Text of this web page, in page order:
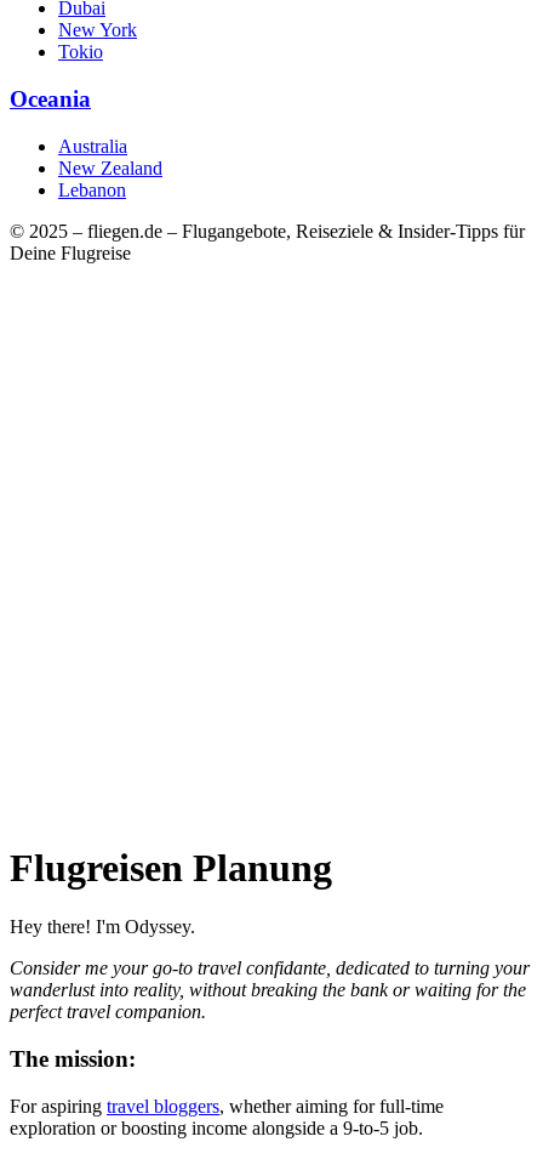
Dubai
New York
Tokio
Oceania
Australia
New Zealand
Lebanon
© 2025 – fliegen.de – Flugangebote, Reiseziele & Insider-Tipps für
Deine Flugreise
Flugreisen Planung
Hey there! I'm Odyssey.
Consider me your go-to travel confidante, dedicated to turning your
wanderlust into reality, without breaking the bank or waiting for the
perfect travel companion.
The mission:
For aspiring travel bloggers, whether aiming for full-time
exploration or boosting income alongside a 9-to-5 job.